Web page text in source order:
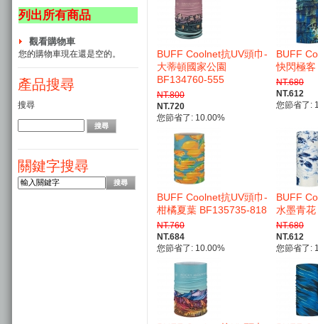
列出所有商品
觀看購物車
您的購物車現在還是空的。
產品搜尋
搜尋
關鍵字搜尋
BUFF Coolnet抗UV頭巾-
大蒂頓國家公園
BF134760-555
NT.800
NT.720
您節省了: 10.00%
BUFF
快閃極
NT.680
NT.612
您節省了:
BUFF Coolnet抗UV頭巾-
柑橘夏葉 BF135735-818
NT.760
NT.684
您節省了: 10.00%
BUFF
水墨青
NT.680
NT.612
您節省了: